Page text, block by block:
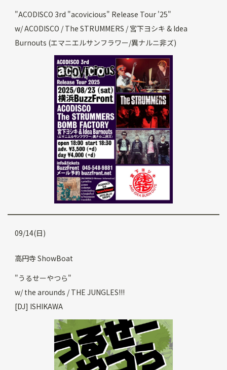
"ACODISCO 3rd "acovicious" Release Tour '25"
w/ ACODISCO / The STRUMMERS / 宮下ヨシキ & Idea
Burnouts (エマニエルサンフラワー/異ナルニ非ズ)
09/14(日)
高円寺 ShowBoat
"うるせーやつら"
w/ the arounds / THE JUNGLES!!!
[DJ] ISHIKAWA